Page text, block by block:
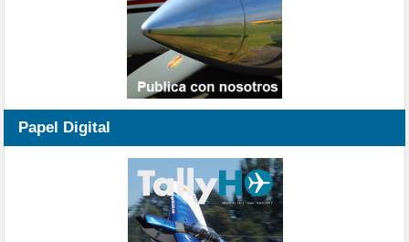
Papel Digital